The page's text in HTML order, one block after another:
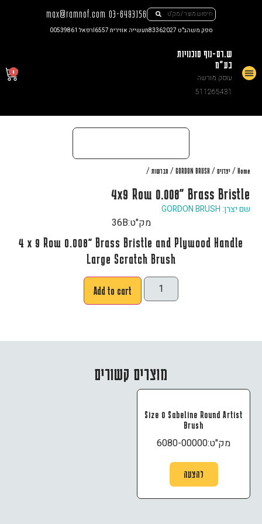
03-6493156
max@ramnof.com
ספק משהב"ט 83362027 תעשייה אווירית I6557 רפאל 00539861
ש.רם-נוף סוכנויות
בע"מ
עוסק מורשה
511265431
0
Home
/ יצרנים /
GORDON BRUSH
/ מברשות /
4x9 Row 0.008" Brass Bristle
שם יצרן: GORDON BRUSH
מק"ט:36B
4 x 9 Row 0.008" Brass Bristle and Plywood Handle
Large Scratch Brush
Add to cart
מוצרים קשורים
Size 0 Sabeline Round Artist
Brush
מק"ט:6080-00000
להצעה